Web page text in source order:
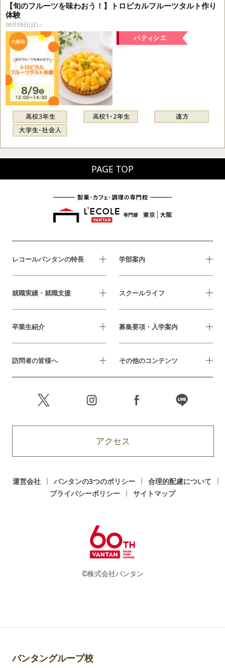
【旬のフルーツを味わおう！】トロピカルフルーツタルト作り
体験
08月09日(日)～
PAGE TOP
レコールバンタンの特長 学部案内
就職実績・就職支援 スクールライフ
卒業生紹介 募集要項・入学案内
訪問者の皆様へ その他のコンテンツ
アクセス
運営会社 バンタンの3つのポリシー
合理的配慮について
プライバシーポリシー
サイトマップ
©株式会社バンタン
バンタングループ校